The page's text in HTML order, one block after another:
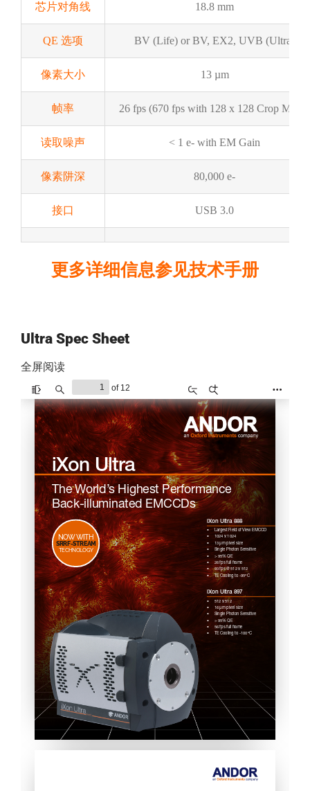
芯片对角线 18.8 mm
QE 选项 BV (Life) or BV, EX2, UVB (Ultra)
像素大小 13 µm
帧率 26 fps (670 fps with 128 x 128 Crop Mode)
读取噪声 < 1 e- with EM Gain
像素阱深 80,000 e-
接口 USB 3.0
更多详细信息参见技术手册
Ultra Spec Sheet
全屏阅读